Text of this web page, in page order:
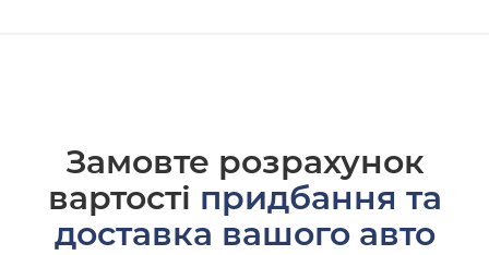
Замовте розрахунок
вартості придбання та
доставка вашого авто